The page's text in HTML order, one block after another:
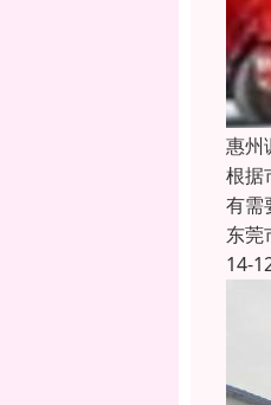
惠州
根据
有需
东莞
14-